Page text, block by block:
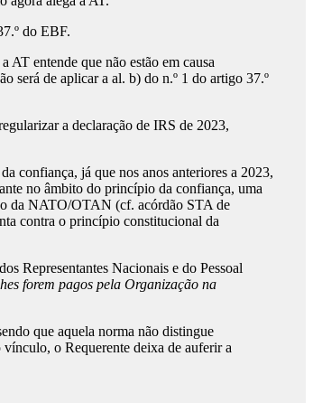
do EBF.
entende que não estão em causa
será de aplicar a al. b) do n.º 1 do artigo 37.º
a declaração de IRS de 2023,
confiança, já que nos anos anteriores a 2023,
no âmbito do princípio da confiança, uma
da NATO/OTAN (cf. acórdão STA de
contra o princípio constitucional da
Representantes Nacionais e do Pessoal
forem pagos pela Organização na
que aquela norma não distingue
o Requerente deixa de auferir a